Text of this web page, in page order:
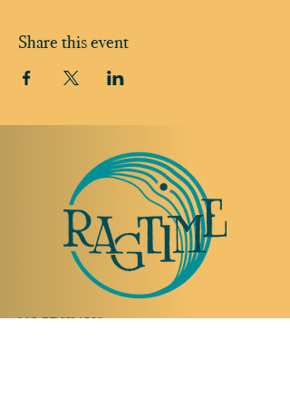
Share this event
TO VISIT US